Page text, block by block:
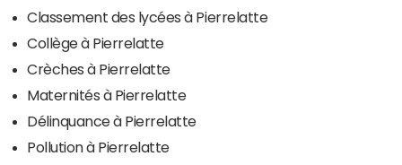
Classement des lycées à Pierrelatte
Collège à Pierrelatte
Crèches à Pierrelatte
Maternités à Pierrelatte
Délinquance à Pierrelatte
Pollution à Pierrelatte